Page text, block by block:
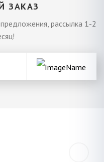
ЗАКАЗ
рассылка 1-2